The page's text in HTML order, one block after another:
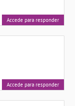
Accede para responder
Accede para responder